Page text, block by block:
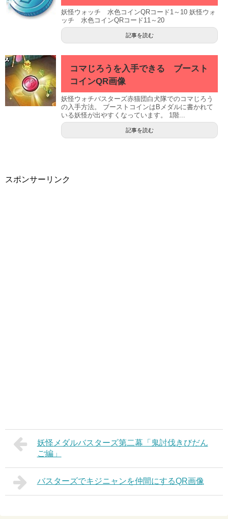
妖怪ウォッチ 水色コインQRコード1～10 妖怪ウォ
ッチ 水色コインQRコード11～20
記事を読む
コマじろうを入手できる ブースト
コインQR画像
妖怪ウォチバスターズ赤猫団白犬隊でのコマじろう
の入手方法。 ブーストコインはBメダルに書かれて
いる妖怪が出やすくなっています。 1階...
記事を読む
スポンサーリンク
妖怪メダルバスターズ第二幕「鬼討伐きびだん
ご編」
バスターズでキジニャンを仲間にするQR画像